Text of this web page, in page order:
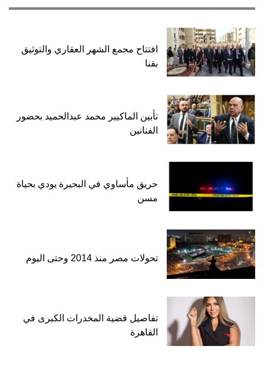
افتتاح مجمع الشهر العقاري والتوثيق
بقنا
تأبين الماكيير محمد عبدالحميد بحضور
الفنانين
حريق مأساوي في البحيرة يودي بحياة
مسن
تحولات مصر منذ 2014 وحتى اليوم
تفاصيل قضية المخدرات الكبرى في
القاهرة